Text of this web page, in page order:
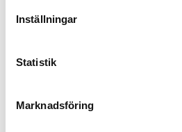
Inställningar
Statistik
Marknadsföring